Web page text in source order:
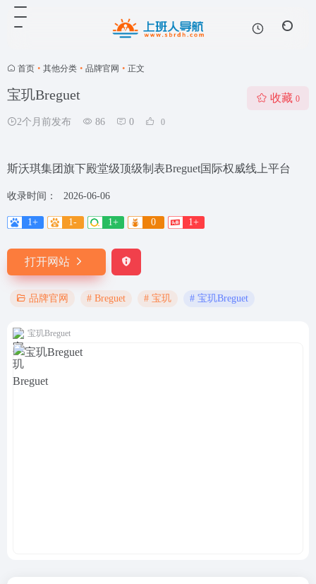
首页 • 其他分类 • 品牌官网 • 正文
宝玑Breguet
2个月前发布 86 0 0
收藏 0
斯沃琪集团旗下殿堂级顶级制表Breguet国际权威线上平台
收录时间： 2026-06-06
1+ 1- 1+ 0 1+
打开网站
品牌官网 # Breguet # 宝玑 # 宝玑Breguet
宝玑Breguet